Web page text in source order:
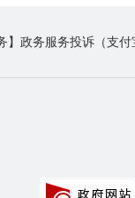
】政务服务投诉（支付